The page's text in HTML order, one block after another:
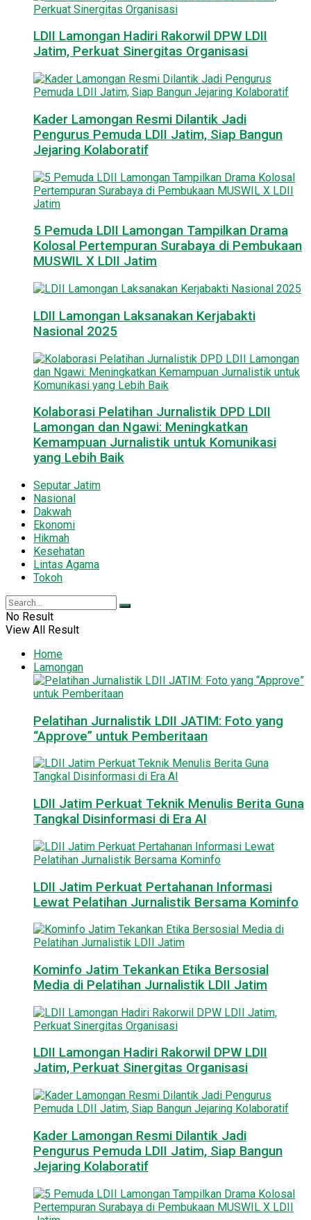
LDII Lamongan Hadiri Rakorwil DPW LDII
Jatim, Perkuat Sinergitas Organisasi
Kader Lamongan Resmi Dilantik Jadi
Pengurus Pemuda LDII Jatim, Siap Bangun
Jejaring Kolaboratif
5 Pemuda LDII Lamongan Tampilkan Drama
Kolosal Pertempuran Surabaya di Pembukaan
MUSWIL X LDII Jatim
LDII Lamongan Laksanakan Kerjabakti
Nasional 2025
Kolaborasi Pelatihan Jurnalistik DPD LDII
Lamongan dan Ngawi: Meningkatkan
Kemampuan Jurnalistik untuk Komunikasi
yang Lebih Baik
Seputar Jatim
Nasional
Dakwah
Ekonomi
Hikmah
Kesehatan
Lintas Agama
Tokoh
No Result
View All Result
Home
Lamongan
Pelatihan Jurnalistik LDII JATIM: Foto yang
“Approve” untuk Pemberitaan
LDII Jatim Perkuat Teknik Menulis Berita Guna
Tangkal Disinformasi di Era AI
LDII Jatim Perkuat Pertahanan Informasi
Lewat Pelatihan Jurnalistik Bersama Kominfo
Kominfo Jatim Tekankan Etika Bersosial
Media di Pelatihan Jurnalistik LDII Jatim
LDII Lamongan Hadiri Rakorwil DPW LDII
Jatim, Perkuat Sinergitas Organisasi
Kader Lamongan Resmi Dilantik Jadi
Pengurus Pemuda LDII Jatim, Siap Bangun
Jejaring Kolaboratif